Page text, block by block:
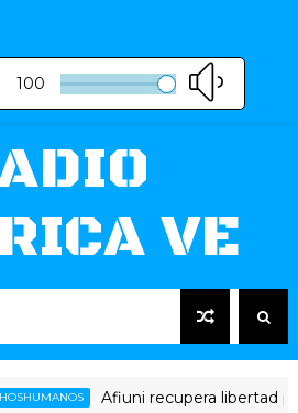
100
VE
Afiuni recupera libertad